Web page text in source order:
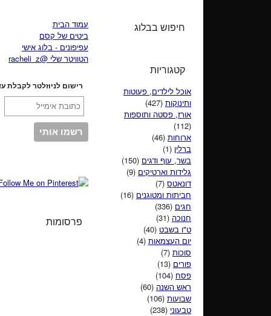
עמוד הבית
ביטים של קסם
עפיפונים - בלוג אישי
הטוויטר שלי @racheli_z
רישום לניוזלטר לקבלת
פרסומות
חיפוש בבלוג
קטגוריות
אוכל לילדים, פעוטות
ותינוקות (427)
אורז, פסטה ותוספות
(112)
ארוחות (46)
ברלין (1)
בשר, עוף ודגים (150)
גלידות וארטיקים (9)
דונאטס (7)
חביתות ומטוגנים (16)
חגים (336)
חנוכה (31)
ט"ו בשבט (40)
יום העצמאות (4)
סוכות (7)
פורים (13)
פסח (104)
ראש השנה (60)
שבועות (106)
טבעוני (238)